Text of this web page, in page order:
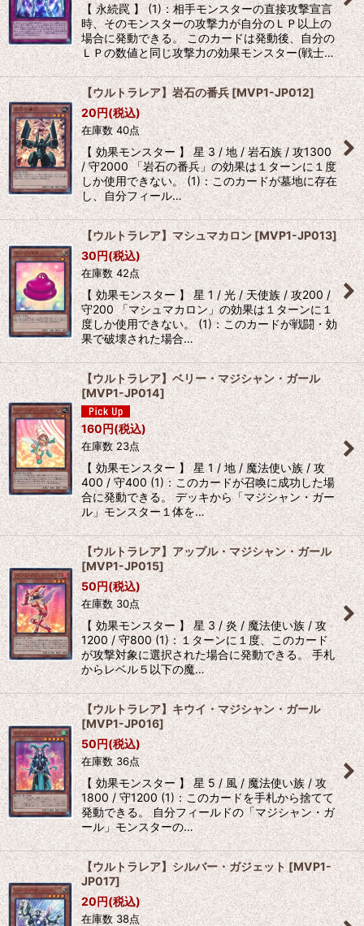
【 永続罠 】 (1)：相手モンスターの直接攻撃宣言
時、そのモンスターの攻撃力が自分のＬＰ以上の
場合に発動できる。 このカードは発動後、自分の
ＬＰの数値と同じ攻撃力の効果モンスター(戦士…
【ウルトラレア】岩石の番兵 [MVP1-JP012]
20円(税込)
在庫数 40点
【 効果モンスター 】 星 3 / 地 / 岩石族 / 攻1300
/ 守2000 「岩石の番兵」の効果は１ターンに１度
しか使用できない。 (1)：このカードが墓地に存在
し、自分フィール…
【ウルトラレア】マシュマカロン [MVP1-JP013]
30円(税込)
在庫数 42点
【 効果モンスター 】 星 1 / 光 / 天使族 / 攻200 /
守200 「マシュマカロン」の効果は１ターンに１
度しか使用できない。 (1)：このカードが戦闘・効
果で破壊された場合…
【ウルトラレア】ベリー・マジシャン・ガール
[MVP1-JP014]
160円(税込)
在庫数 23点
【 効果モンスター 】 星 1 / 地 / 魔法使い族 / 攻
400 / 守400 (1)：このカードが召喚に成功した場
合に発動できる。 デッキから「マジシャン・ガー
ル」モンスター１体を…
【ウルトラレア】アップル・マジシャン・ガール
[MVP1-JP015]
50円(税込)
在庫数 30点
【 効果モンスター 】 星 3 / 炎 / 魔法使い族 / 攻
1200 / 守800 (1)：１ターンに１度、このカード
が攻撃対象に選択された場合に発動できる。 手札
からレベル５以下の魔…
【ウルトラレア】キウイ・マジシャン・ガール
[MVP1-JP016]
50円(税込)
在庫数 36点
【 効果モンスター 】 星 5 / 風 / 魔法使い族 / 攻
1800 / 守1200 (1)：このカードを手札から捨てて
発動できる。 自分フィールドの「マジシャン・ガ
ール」モンスターの…
【ウルトラレア】シルバー・ガジェット[MVP1-
JP017]
20円(税込)
在庫数 38点